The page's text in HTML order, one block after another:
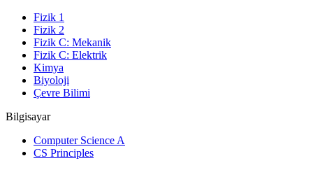
Fizik 1
Fizik 2
Fizik C: Mekanik
Fizik C: Elektrik
Kimya
Biyoloji
Çevre Bilimi
Bilgisayar
Computer Science A
CS Principles